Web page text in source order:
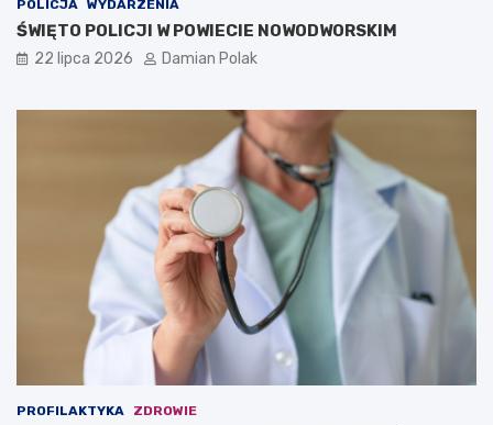
POLICJA WYDARZENIA
ŚWIĘTO POLICJI W POWIECIE NOWODWORSKIM
22 lipca 2026 Damian Polak
PROFILAKTYKA ZDROWIE